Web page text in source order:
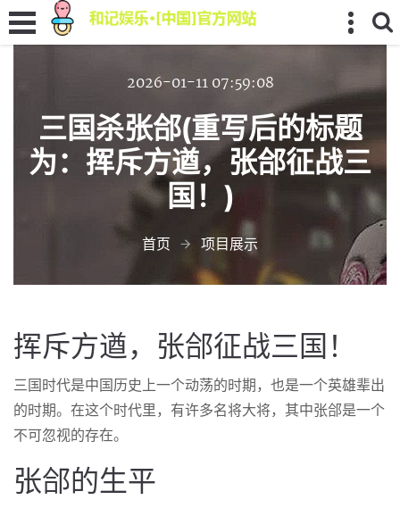
2026-01-11 07:59:08
三国杀张郃(重写后的标题
为：挥斥方遒，张郃征战三
国！)
首页 项目展示
挥斥方遒，张郃征战三国！
三国时代是中国历史上一个动荡的时期，也是一个英雄辈出
的时期。在这个时代里，有许多名将大将，其中张郃是一个
不可忽视的存在。
张郃的生平